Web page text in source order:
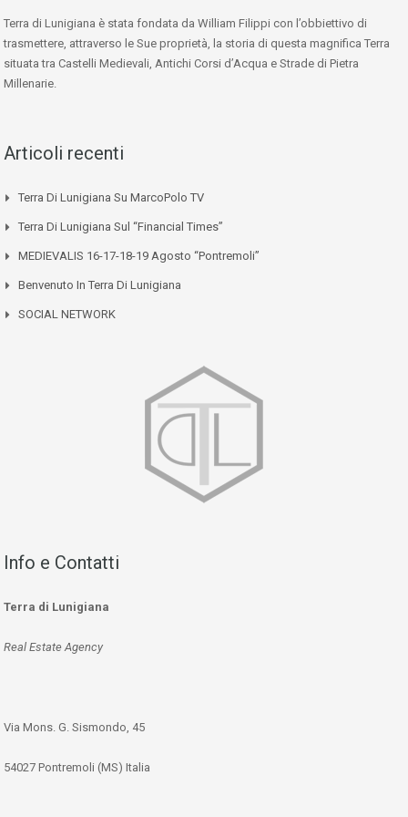
Terra di Lunigiana è stata fondata da William Filippi con l’obbiettivo di
trasmettere, attraverso le Sue proprietà, la storia di questa magnifica Terra
situata tra Castelli Medievali, Antichi Corsi d’Acqua e Strade di Pietra
Millenarie.
Articoli recenti
Terra Di Lunigiana Su MarcoPolo TV
Terra Di Lunigiana Sul “Financial Times”
MEDIEVALIS 16-17-18-19 Agosto “Pontremoli”
Benvenuto In Terra Di Lunigiana
SOCIAL NETWORK
Info e Contatti
Terra di Lunigiana
Real Estate Agency
Via Mons. G. Sismondo, 45
54027 Pontremoli (MS) Italia